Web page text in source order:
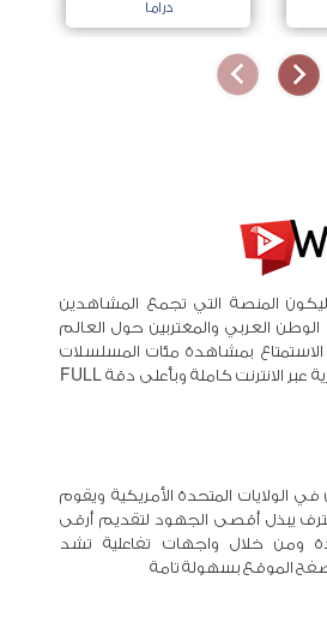
دراما
المنصة التي تجمع المشاهدين
العربي والمغتربين حول العالم
بمشاهدة مئات المسلسلات
والأعمال العربية الحصرية عبر الانترنت كاملة وبأعلى دقة FULL
المتحدة الأمريكية ويقوم
يبذل أقصى الجهود لتقديم أرقى
ومن خلال واجهات تفاعلية تشد
الموقع بسهولة تامة